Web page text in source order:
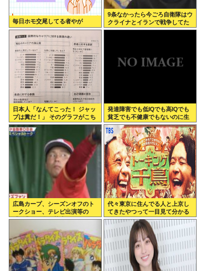
毎日ホモ交尾してる者やが
9条なかったら今ごろ自衛隊はウ
クライナとイランで戦争してた
んだよな…9条バリアすごすぎ
日本人「なんてこった！ ジャッ
プは糞だ！」 そのグラフがこち
ら。
発達障害でも低IQでも高IQでも
貧乏でも不健康でもないのに生
きづらい奴www
広島カープ、シーズンオフのト
ークショー、テレビ出演等の
「副業」を全面禁止www
代々東京に住んでる人と上京し
てきたやつって一目見て分かる
よね。あれなんで？